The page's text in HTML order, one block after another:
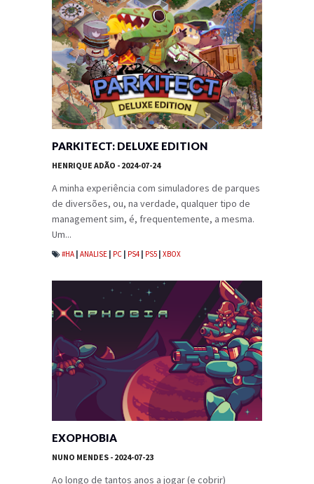
PARKITECT: DELUXE EDITION
HENRIQUE ADÃO - 2024-07-24
A minha experiência com simuladores de parques
de diversões, ou, na verdade, qualquer tipo de
management sim, é, frequentemente, a mesma.
Um...
#HA ANALISE PC PS4 PS5 XBOX
EXOPHOBIA
NUNO MENDES - 2024-07-23
Ao longo de tantos anos a jogar (e cobrir)